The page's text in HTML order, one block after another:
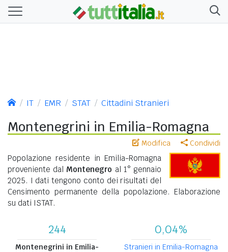
IT EMR STAT Cittadini Stranieri
Montenegrini in Emilia-Romagna
Modifica Condividi
Popolazione residente in Emilia-Romagna
proveniente dal Montenegro al 1° gennaio
2025. I dati tengono conto dei risultati del
Censimento permanente della popolazione. Elaborazione
su dati ISTAT.
244
Montenegrini in Emilia-
0,04%
Stranieri in Emilia-Romagna